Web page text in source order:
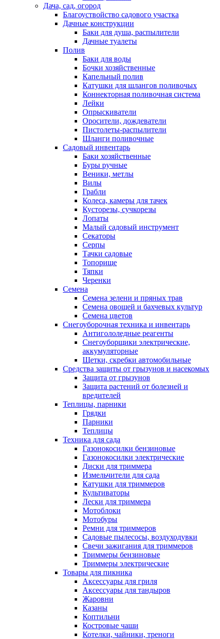
Дача, сад, огород
Благоуствойство садового участка
Дачные конструкции
Баки для душа, распылители
Дачные туалеты
Полив
Баки для воды
Бочки хозяйственные
Капельный полив
Катушки для шлангов поливочых
Коннекторная поливочная система
Лейки
Опрыскиватели
Оросители, дождеватели
Пистолеты-распылители
Шланги поливочные
Садовый инвентарь
Баки хозяйственные
Буры ручные
Веники, метлы
Вилы
Грабли
Колеса, камеры для тачек
Кусторезы, сучкорезы
Лопаты
Малый садовый инструмент
Секаторы
Серпы
Тачки садовые
Топорище
Тяпки
Черенки
Семена
Семена зелени и пряных трав
Семена овощей и бахчевых культур
Семена цветов
Снегоуборочная техника и инвентарь
Антигололедные реагенты
Снегоуборщики электрические,
аккумуляторные
Щетки, скребки автомобильные
Средства защиты от грызунов и насекомых
Защита от грызунов
Защита растений от болезней и
вредителей
Теплицы, парники
Грядки
Парники
Теплицы
Техника для сада
Газонокосилки бензиновые
Газонокосилки электрические
Диски для триммера
Измельчители для сада
Катушки для триммеров
Культиваторы
Лески для триммера
Мотоблоки
Мотобуры
Ремни для триммеров
Садовые пылесосы, воздуходувки
Свечи зажигания для триммеров
Триммеры бензиновые
Триммеры электрические
Товары для пикника
Аксессуары для гриля
Аксессуары для тандыров
Жаровни
Казаны
Коптильни
Костровые чаши
Котелки, чайники, треноги